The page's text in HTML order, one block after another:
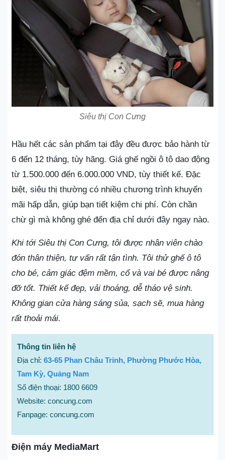
Siêu thị Con Cưng
Hầu hết các sản phẩm tại đây đều được bảo hành từ
6 đến 12 tháng, tùy hãng. Giá ghế ngồi ô tô dao động
từ 1.500.000 đến 6.000.000 VND, tùy thiết kế. Đặc
biệt, siêu thị thường có nhiều chương trình khuyến
mãi hấp dẫn, giúp bạn tiết kiệm chi phí. Còn chần
chừ gì mà không ghé đến địa chỉ dưới đây ngay nào.
Khi tới Siêu thị Con Cưng, tôi được nhân viên chào
đón thân thiện, tư vấn rất tận tình. Tôi thử ghế ô tô
cho bé, cảm giác đệm mềm, cổ và vai bé được nâng
đỡ tốt. Thiết kế đẹp, vải thoáng, dễ tháo vệ sinh.
Không gian cửa hàng sáng sủa, sạch sẽ, mua hàng
rất thoải mái.
Thông tin liên hệ
Địa chỉ: 63-65 Phan Châu Trinh, Phường Phước Hòa,
Tam Kỳ, Quảng Nam
Số điện thoại: 1800 6609
Website: concung.com
Fanpage: concung.com
Điện máy MediaMart